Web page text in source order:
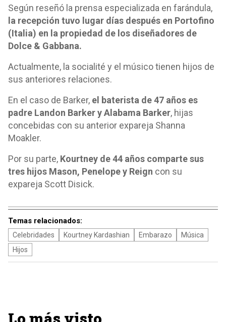
Según reseñó la prensa especializada en farándula,
la recepción tuvo lugar días después en Portofino
(Italia) en la propiedad de los diseñadores de
Dolce & Gabbana.
Actualmente, la socialité y el músico tienen hijos de
sus anteriores relaciones.
En el caso de Barker, el baterista de 47 años es
padre Landon Barker y Alabama Barker, hijas
concebidas con su anterior expareja Shanna
Moakler.
Por su parte, Kourtney de 44 años comparte sus
tres hijos Mason, Penelope y Reign con su
expareja Scott Disick.
Temas relacionados:
Celebridades Kourtney Kardashian Embarazo
Música
Hijos